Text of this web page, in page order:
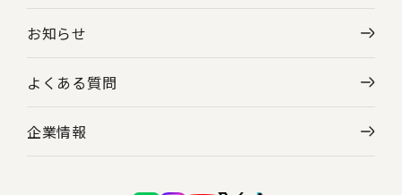
お知らせ
よくある質問
企業情報